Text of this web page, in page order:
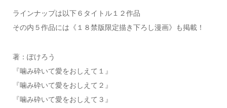
ラインナップは以下６タイトル１２作品
その内５作品には《１８禁版限定描き下ろし漫画》も掲載！
著：ぽけろう
『噛み砕いて愛をおしえて１』
『噛み砕いて愛をおしえて２』
『噛み砕いて愛をおしえて３』